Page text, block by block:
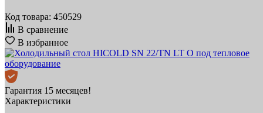
Код товара: 450529
В сравнение
В избранное
Гарантия 15 месяцев!
Характеристики